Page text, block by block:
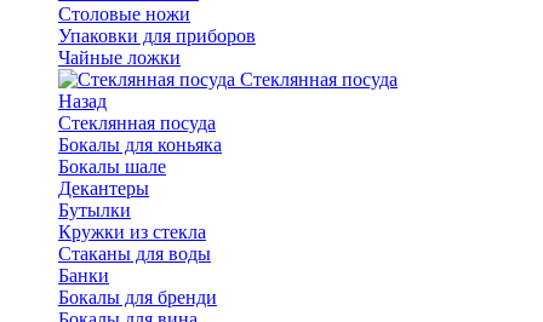
Столовые ножи
Упаковки для приборов
Чайные ложки
Стеклянная посуда
Назад
Стеклянная посуда
Бокалы для коньяка
Бокалы шале
Декантеры
Бутылки
Кружки из стекла
Стаканы для воды
Банки
Бокалы для бренди